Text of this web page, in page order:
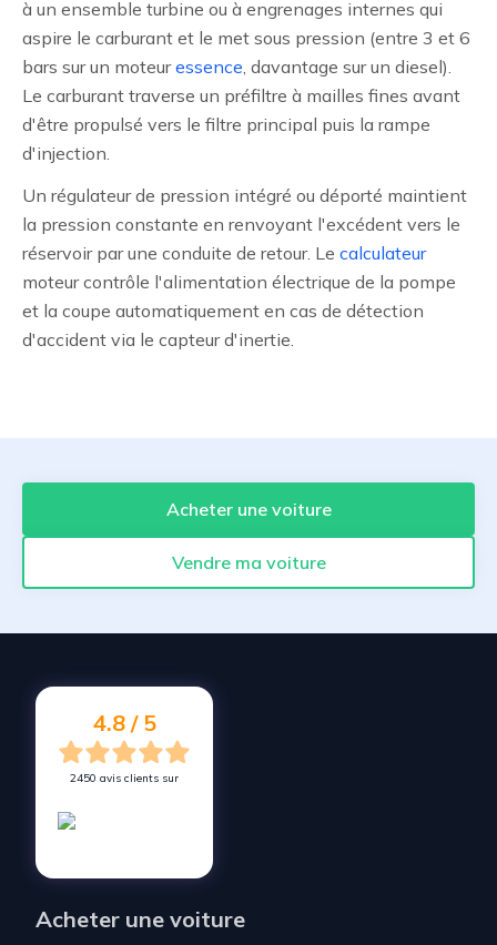
à un ensemble turbine ou à engrenages internes qui
aspire le carburant et le met sous pression (entre 3 et 6
bars sur un moteuressence, davantage sur un diesel).
Le carburant traverse un préfiltre à mailles fines avant
d'être propulsé vers le filtre principal puis la rampe
d'injection.
Un régulateur de pression intégré ou déporté maintient
la pression constante en renvoyant l'excédent vers le
réservoir par une conduite de retour. Le calculateur
moteur contrôle l'alimentation électrique de la pompe
et la coupe automatiquement en cas de détection
d'accident via le capteur d'inertie.
Acheter une voiture
Vendre ma voiture
4.8 / 5
2450 avis clients sur
Acheter une voiture